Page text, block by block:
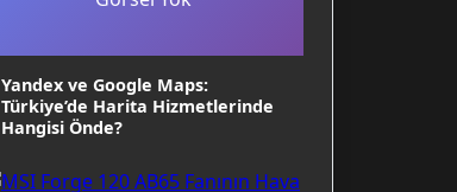
Yandex ve Google Maps:
Türkiye’de Harita Hizmetlerinde
Hangisi Önde?